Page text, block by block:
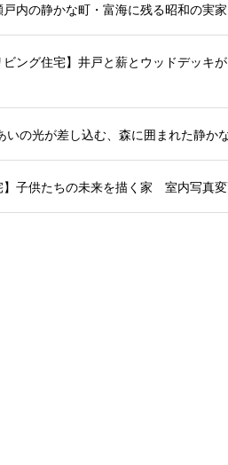
内の静かな町・富海に残る昭和の実家
ビング住宅】井戸と薪とウッドデッ
いの光が差し込む、森に囲まれた静か
】子供たちの未来を描く家 室内写真変